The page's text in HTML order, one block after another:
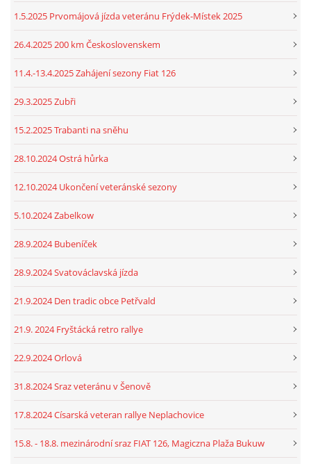
1.5.2025 Prvomájová jízda veteránu Frýdek-Místek 2025
26.4.2025 200 km Československem
11.4.-13.4.2025 Zahájení sezony Fiat 126
29.3.2025 Zubři
15.2.2025 Trabanti na sněhu
28.10.2024 Ostrá hůrka
12.10.2024 Ukončení veteránské sezony
5.10.2024 Zabelkow
28.9.2024 Bubeníček
28.9.2024 Svatováclavská jízda
21.9.2024 Den tradic obce Petřvald
21.9. 2024 Fryštácká retro rallye
22.9.2024 Orlová
31.8.2024 Sraz veteránu v Šenově
17.8.2024 Císarská veteran rallye Neplachovice
15.8. - 18.8. mezinárodní sraz FIAT 126, Magiczna Plaža Bukuw